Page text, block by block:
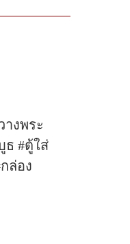
งพระ
ธ #ตู้ใส่
ล่อง